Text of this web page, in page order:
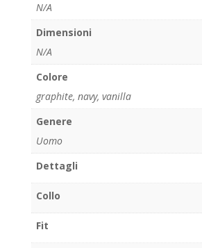
N/A
Dimensioni
N/A
Colore
graphite, navy, vanilla
Genere
Uomo
Dettagli
Collo
Fit